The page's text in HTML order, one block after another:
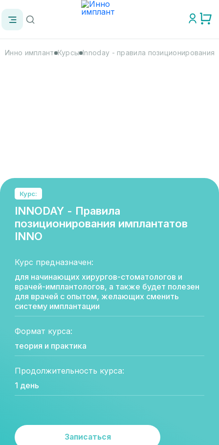
Инно имплант Курсы Innoday - правила позиционирования
Курс:
INNODAY - Правила
позиционирования имплантатов
INNO
Курс предназначен:
для начинающих хирургов-стоматологов и
врачей-имплантологов, а также будет полезен
для врачей с опытом, желающих сменить
систему имплантации
Формат курса:
теория и практика
Продолжительность курса:
1 день
Записаться